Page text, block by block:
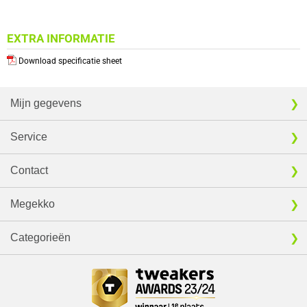
EXTRA INFORMATIE
Download specificatie sheet
Mijn gegevens
Service
Contact
Megekko
Categorieën